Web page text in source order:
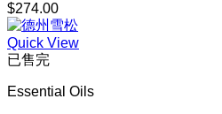
$274.00
Quick View
已售完
Essential Oils